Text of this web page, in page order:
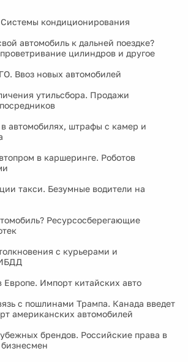
кондиционирования
автомобиль к дальней поездке?
цилиндров и другое
Ввоз новых автомобилей
утильсбора. Продажи
автомобилях, штрафы с камер и
в каршеринге. Роботов
такси. Безумные водители на
Ресурсосберегающие
с курьерами и
Европе. Импорт китайских авто
с пошлинами Трампа. Канада введет
американских автомобилей
брендов. Российские права в